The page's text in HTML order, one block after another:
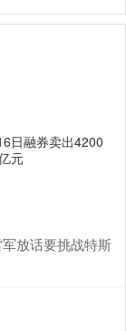
日融券卖出4200
元
放话要挑战特斯